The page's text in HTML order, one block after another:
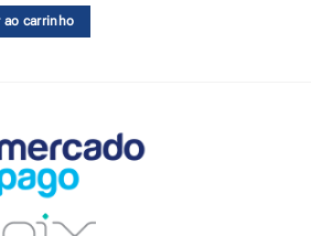
carrinho